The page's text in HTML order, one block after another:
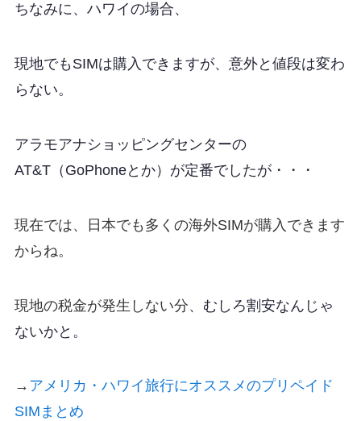
ちなみに、ハワイの場合、
現地でもSIMは購入できますが、意外と値段は変わ
らない。
アラモアナショッピングセンターの
AT&T（GoPhoneとか）が定番でしたが・・・
現在では、日本でも多くの海外SIMが購入できます
からね。
現地の税金が発生しない分、 むしろ割安なんじゃ
ないかと。
→ アメリカ・ハワイ旅行にオススメのプリペイド
SIMまとめ